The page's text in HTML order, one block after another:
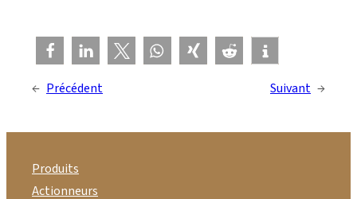
← Précédent Suivant →
Produits
Actionneurs